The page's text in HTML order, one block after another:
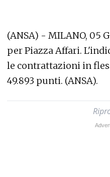
(ANSA) - MILANO, 05
per Piazza Affari.
le contrattazioni in
49.893 punti. (ANSA).